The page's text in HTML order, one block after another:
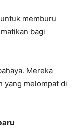
memburu
bagi
Mereka
yang melompat di